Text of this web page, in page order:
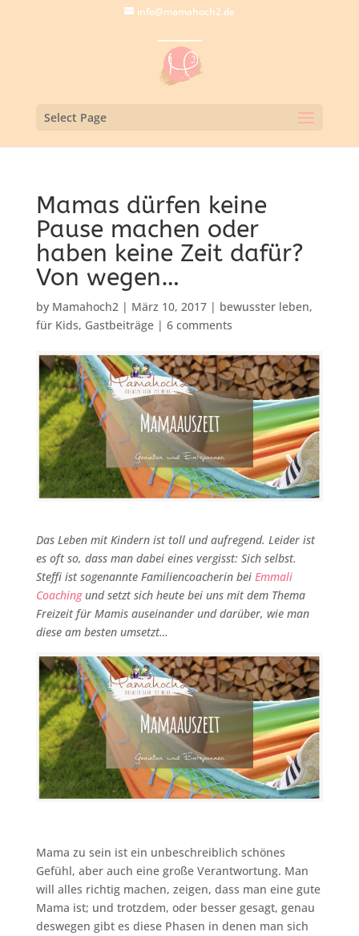
info@mamahoch2.de
Select Page
Mamas dürfen keine
Pause machen oder
haben keine Zeit dafür?
Von wegen…
by Mamahoch2| März 10, 2017| bewusster leben,
für Kids, Gastbeiträge| 6 comments
Das Leben mit Kindern ist toll und aufregend. Leider ist
es oft so, dass man dabei eines vergisst: Sich selbst.
Steffi ist sogenannte Familiencoacherin bei Emmali
Coachingund setzt sich heute bei uns mit dem Thema
Freizeit für Mamis auseinander und darüber, wie man
diese am besten umsetzt…
Mama zu sein ist ein unbeschreiblich schönes
Gefühl, aber auch eine große Verantwortung. Man
will alles richtig machen, zeigen, dass man eine gute
Mama ist; und trotzdem, oder besser gesagt, genau
deswegen gibt es diese Phasen in denen man sich